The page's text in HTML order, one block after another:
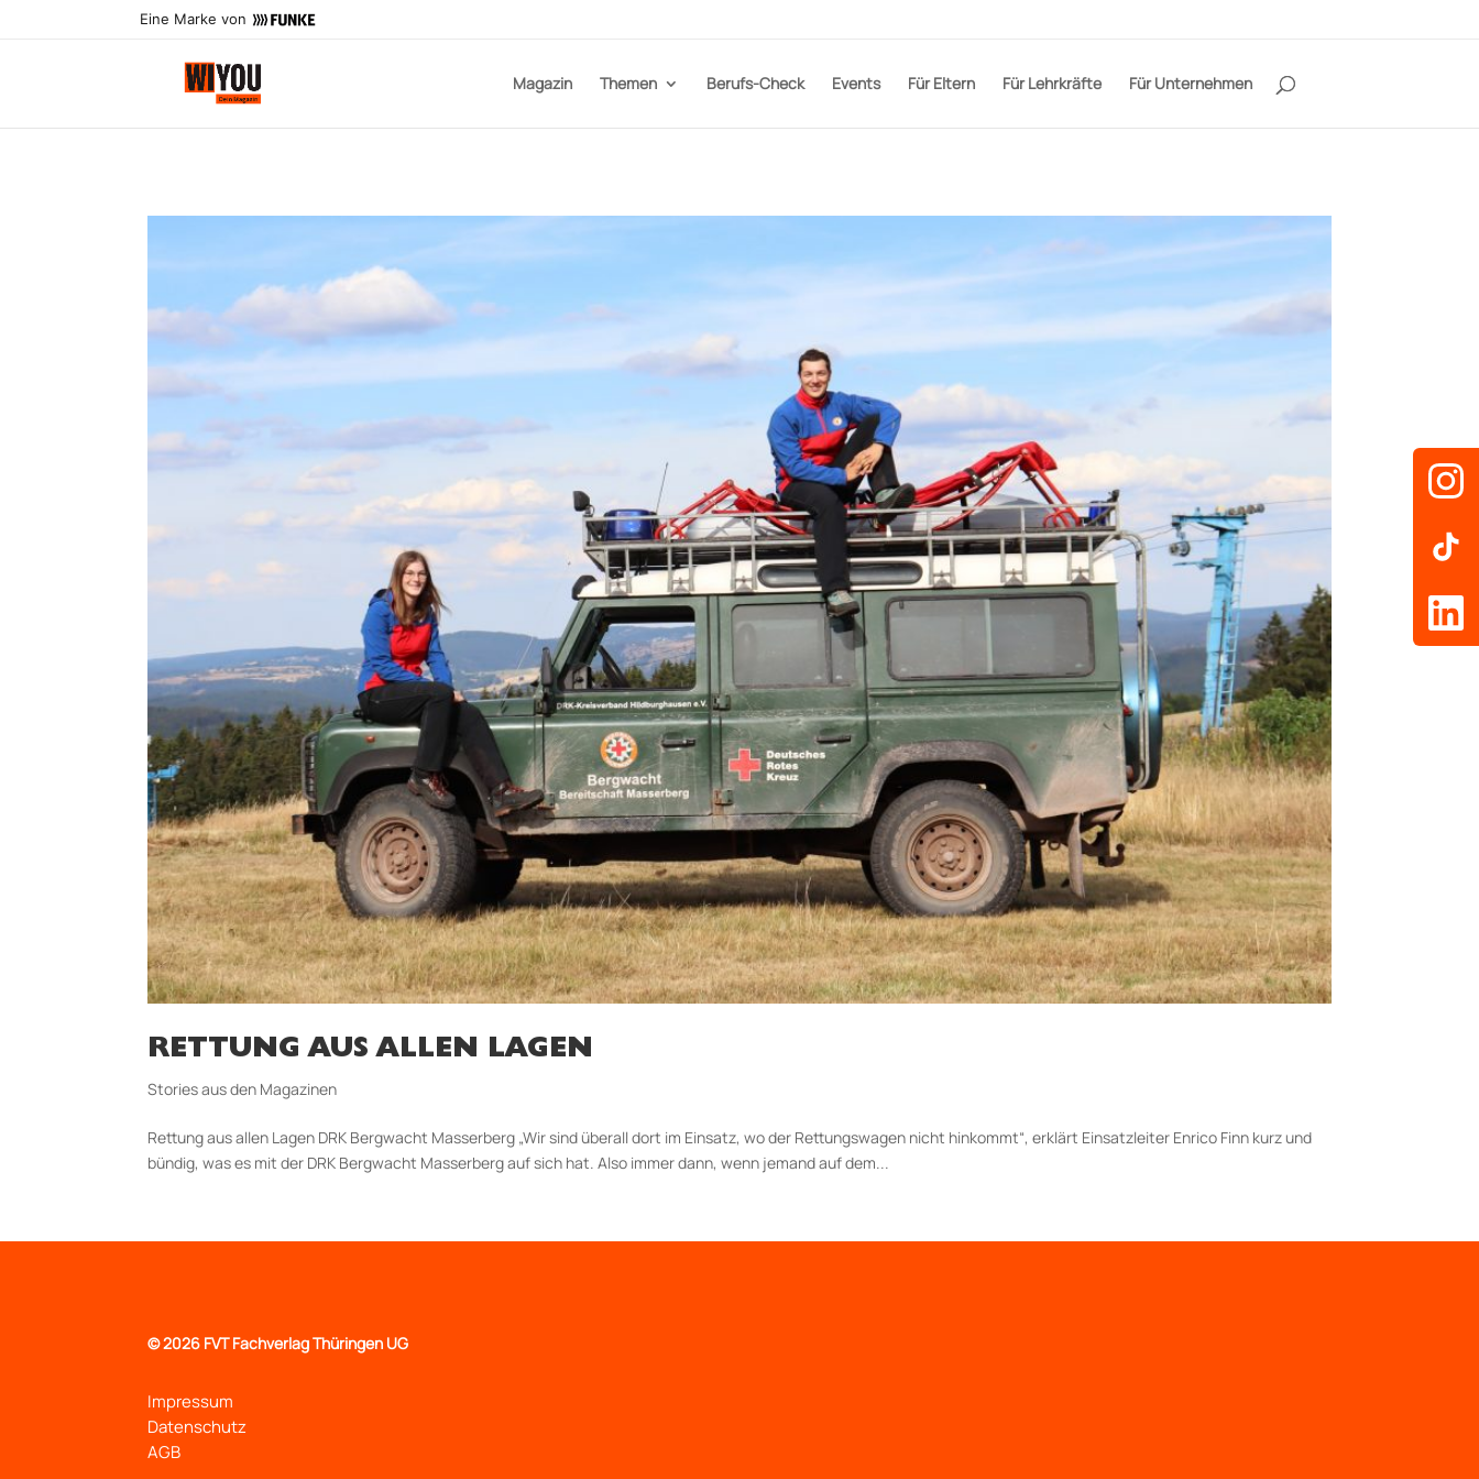
Eine Marke von
Magazin Themen Berufs-Check Events Für Eltern Für Lehrkräfte Für Unternehmen
RETTUNG AUS ALLEN LAGEN
Stories aus den Magazinen
Rettung aus allen Lagen DRK Bergwacht Masserberg „Wir sind überall dort im Einsatz, wo der Rettungswagen nicht hinkommt“, erklärt Einsatzleiter Enrico Finn kurz und
bündig, was es mit der DRK Bergwacht Masserberg auf sich hat. Also immer dann, wenn jemand auf dem...
©2026 FVT Fachverlag Thüringen UG
Impressum
Datenschutz
AGB